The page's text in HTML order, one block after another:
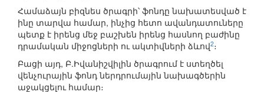
Համաձայն բիզնես ծրագրի՝ ֆոնդը նախատեսված է
ինը տարվա համար, ինչից հետո ավանդատուները
պետք է իրենց մեջ բաշխեն իրենց հասնող բաժինը
դրամական միջոցների ու ակտիվների ձևով2։
Բացի այդ, Բ.Իվանիշվիլին ծրագրում է ստեղծել
վենչուրային ֆոնդ ներդրումային նախագծերին
աջակցելու համար։